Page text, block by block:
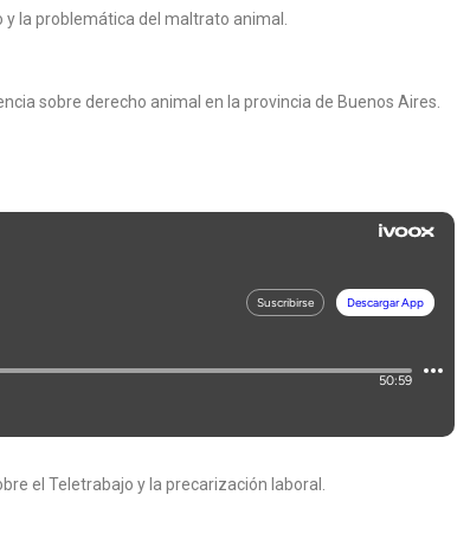
la problemática del maltrato animal.
sobre derecho animal en la provincia de Buenos Aires.
el Teletrabajo y la precarización laboral.